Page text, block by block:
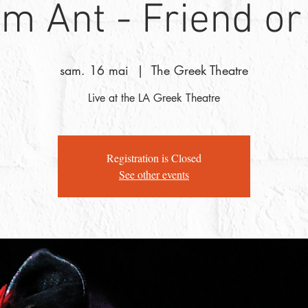
Ant - Friend
sam. 16 mai
  |
The Greek Theatre
Live at the LA Greek Theatre
Registration is Closed
See other events